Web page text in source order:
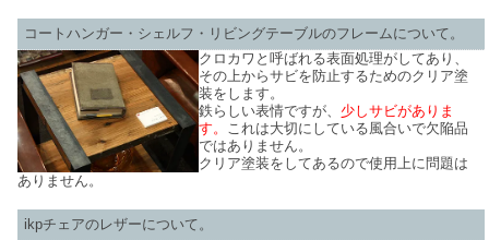
コートハンガー・シェルフ・リビングテーブルのフレームについて。
クロカワと呼ばれる表面処理がしてあり、
その上からサビを防止するためのクリア塗
装をします。
鉄らしい表情ですが、 少しサビがありま
す。 これは大切にしている風合いで欠陥品
ではありません。
クリア塗装をしてあるので使用上に問題は
ありません。
ikpチェアのレザーについて。